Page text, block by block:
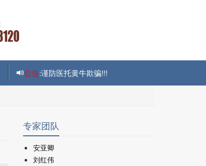
公告:谨防医托黄牛欺骗!!!
专家团队
安亚卿
刘红伟